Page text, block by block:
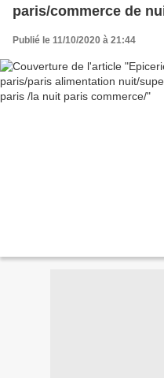
paris/commerce de
Publié le 11/10/2020 à 21:44